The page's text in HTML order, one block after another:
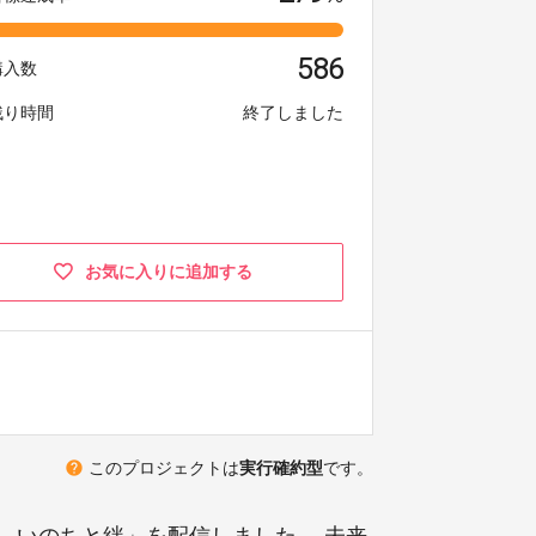
入数 586
時間 終了しました
お気に入りに追加する
help このプロジェクトは実行確約型です。